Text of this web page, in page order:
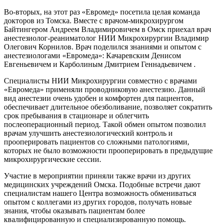
Во-вторых, на этот раз «Евромед» посетила целая команда
докторов из Томска. Вместе с врачом-микрохирургом
Байтингером Андреем Владимировичем в Омск приехал врач
анестезиолог-реаниматолог НИИ Микрохирургии Владимир
Олегович Корнилов. Врач поделился знаниями и опытом с
анестезиологами «Евромеда»: Качаревским Денисом
Евгеньевичем и Карболиным Дмитрием Геннадьевичем .
Специалисты НИИ Микрохирургии совместно с врачами
«Евромеда» применяли проводниковую анестезию. Данный
вид анестезии очень удобен и комфортен для пациентов,
обеспечивает длительное обезболивание, позволяет сократить
срок пребывания в стационаре и облегчить
послеоперационный период. Такой обмен опытом позволил
врачам улучшить анестезиологический контроль и
прооперировать пациентов со сложными патологиями,
которых не было возможности прооперировать в предыдущие
микрохирургические сессии.
Участие в мероприятии приняли также врачи из других
медицинских учреждений Омска. Подобные встречи дают
специалистам нашего Центра возможность обмениваться
опытом с коллегами из других городов, получать новые
знания, чтобы оказывать пациентам более
квалифицированную и специализированную помощь.